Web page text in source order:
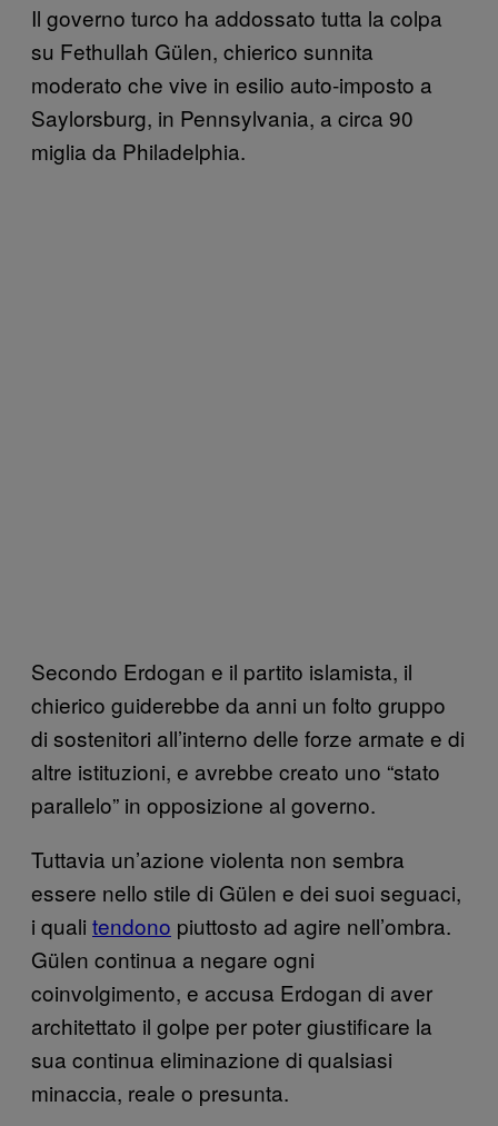
Il governo turco ha addossato tutta la colpa
su Fethullah Gülen, chierico sunnita
moderato che vive in esilio auto-imposto a
Saylorsburg, in Pennsylvania, a circa 90
miglia da Philadelphia.
Secondo Erdogan e il partito islamista, il
chierico guiderebbe da anni un folto gruppo
di sostenitori all’interno delle forze armate e di
altre istituzioni, e avrebbe creato uno “stato
parallelo” in opposizione al governo.
Tuttavia un’azione violenta non sembra
essere nello stile di Gülen e dei suoi seguaci,
i quali tendono piuttosto ad agire nell’ombra.
Gülen continua a negare ogni
coinvolgimento, e accusa Erdogan di aver
architettato il golpe per poter giustificare la
sua continua eliminazione di qualsiasi
minaccia, reale o presunta.